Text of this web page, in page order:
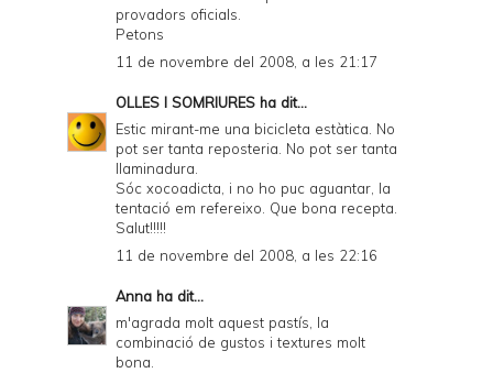
provadors oficials.
Petons
11 de novembre del 2008, a les 21:17
OLLES I SOMRIURES ha dit...
Estic mirant-me una bicicleta estàtica. No
pot ser tanta reposteria. No pot ser tanta
llaminadura.
Sóc xocoadicta, i no ho puc aguantar, la
tentació em refereixo. Que bona recepta.
Salut!!!!!
11 de novembre del 2008, a les 22:16
Anna ha dit...
m'agrada molt aquest pastís, la
combinació de gustos i textures molt
bona.